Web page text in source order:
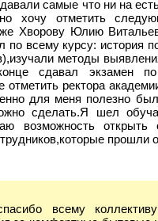
самые что ни на
хочу отметить
Хворову Юлию
по всему курсу: история
методы
сдавал экзамен
отметить ректора
для меня полезно
сделать.Я шел
возможность
прошли
всему